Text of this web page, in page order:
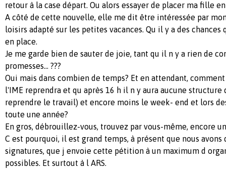
retour à la case départ. Ou alors essayer de placer ma fille
A côté de cette nouvelle, elle me dit être intéressée par
loisirs adapté sur les petites vacances. Qu il y a des chances
en place.
Je me garde bien de sauter de joie, tant qu il n y a rien de
promesses... ???
Oui mais dans combien de temps? Et en attendant,
l'IME reprendra et qu après 16 h il n y aura aucune structure
reprendre le travail) et encore moins le week- end et lors
toute une année?
En gros, débrouillez-vous, trouvez par vous-même, encore
C est pourquoi, il est grand temps, à présent que nous avons
signatures, que j envoie cette pétition à un maximum d
possibles. Et surtout à l ARS.